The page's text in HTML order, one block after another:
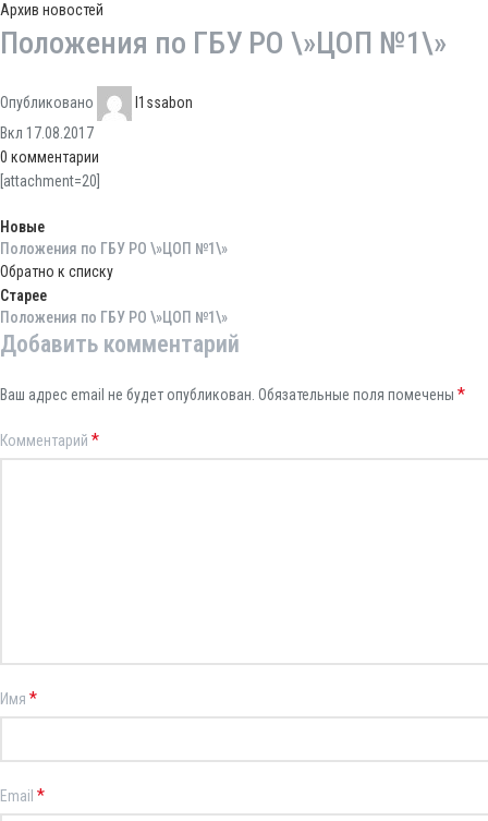
Архив новостей
Положения по ГБУ РО \»ЦОП №1\»
Опубликовано
l1ssabon
Вкл 17.08.2017
0 комментарии
[attachment=20]
Новые
Положения по ГБУ РО \»ЦОП №1\»
Обратно к списку
Старее
Положения по ГБУ РО \»ЦОП №1\»
Добавить комментарий
Ваш адрес email не будет опубликован. Обязательные поля помечены *
Комментарий *
Имя *
Email *